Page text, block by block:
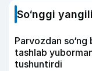
So‘nggi
Parvozdan
tashlab
tushuntirdi